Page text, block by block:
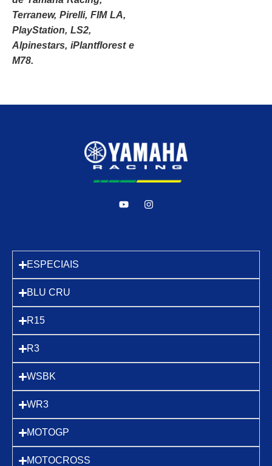
Terranew, Pirelli, FIM LA,
PlayStation, LS2,
Alpinestars, iPlantflorest e
M78.
ESPECIAIS
BLU CRU
R15
R3
WSBK
WR3
MOTOGP
MOTOCROSS